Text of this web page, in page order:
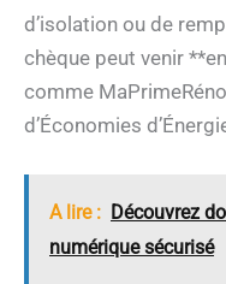
d’isolation ou de
chèque peut venir
comme
d’Économies
A lire : Découvrez
numérique sécurisé